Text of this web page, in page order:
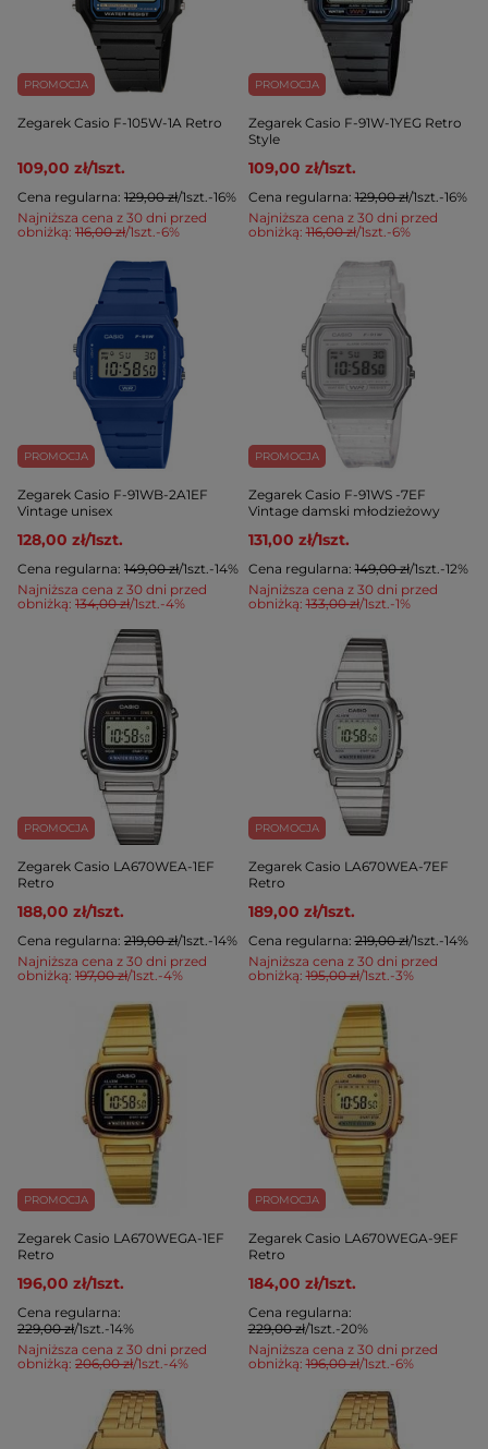
PROMOCJA
Zegarek Casio F-105W-1A Retro
109,00 zł/1szt.
Najniższa cena z 30 dni przed
obniżką: 116,00 zł/1szt.-6%
Cena regularna: 129,00 zł/1szt.-16%
PROMOCJA
Zegarek Casio F-91W-1YEG Retro
Style
109,00 zł/1szt.
Najniższa cena z 30 dni przed
obniżką:116,00 zł/1szt.-6%
Cena regularna:129,00 zł/1szt.-16%
PROMOCJA
Zegarek Casio F-91WB-2A1EF
Vintage unisex
128,00 zł/1szt.
Najniższa cena z 30 dni przed
obniżką: 134,00 zł/1szt.-4%
Cena regularna: 149,00 zł/1szt.-14%
PROMOCJA
Zegarek Casio F-91WS -7EF
Vintage damski młodzieżowy
131,00 zł/1szt.
Najniższa cena z 30 dni przed
obniżką:133,00 zł/1szt.-1%
Cena regularna:149,00 zł/1szt.-12%
PROMOCJA
Zegarek Casio LA670WEA-1EF
Retro
188,00 zł/1szt.
Najniższa cena z 30 dni przed
obniżką: 197,00 zł/1szt.-4%
Cena regularna: 219,00 zł/1szt.-14%
PROMOCJA
Zegarek Casio LA670WEA-7EF
Retro
189,00 zł/1szt.
Najniższa cena z 30 dni przed
obniżką:195,00 zł/1szt.-3%
Cena regularna:219,00 zł/1szt.-14%
PROMOCJA
Zegarek Casio LA670WEGA-1EF
Retro
196,00 zł/1szt.
Najniższa cena z 30 dni przed
obniżką: 206,00 zł/1szt.-4%
Cena regularna:
229,00 zł/1szt.-14%
PROMOCJA
Zegarek Casio LA670WEGA-9EF
Retro
184,00 zł/1szt.
Najniższa cena z 30 dni przed
obniżką:196,00 zł/1szt.-6%
Cena regularna:
229,00 zł/1szt.-20%